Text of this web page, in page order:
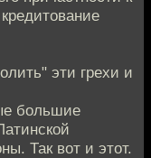
эти грехи и
большие
Так вот и этот.